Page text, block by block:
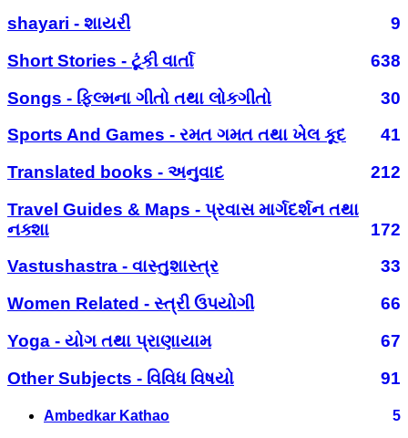
shayari - શાયરી
9
Short Stories - ટૂંકી વાર્તા
638
Songs - ફિલ્મના ગીતો તથા લોકગીતો
30
Sports And Games - રમત ગમત તથા ખેલ કૂદ
41
Translated books - અનુવાદ
212
Travel Guides & Maps - પ્રવાસ માર્ગદર્શન તથા
નક્શા
172
Vastushastra - વાસ્તુશાસ્ત્ર
33
Women Related - સ્ત્રી ઉપયોગી
66
Yoga - યોગ તથા પ્રાણાયામ
67
Other Subjects - વિવિધ વિષયો
91
Ambedkar Kathao 5